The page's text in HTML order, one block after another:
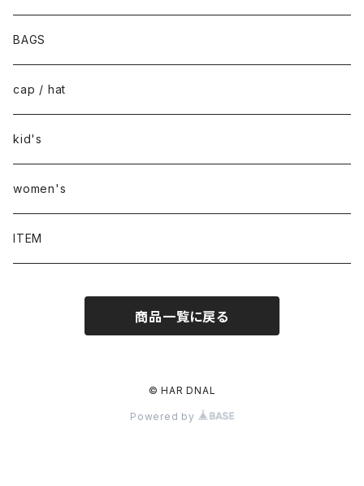
BAGS
cap / hat
kid's
women's
ITEM
商品一覧に戻る
© HAR DNAL
Powered by